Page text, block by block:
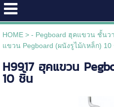
HOME> - Pegboard ฮุคแขวน ชั้นว
แขวน Pegboard (ผนังรูไม้/เหล็ก)
H9917 ฮุคแขวน
10 ชิ้น